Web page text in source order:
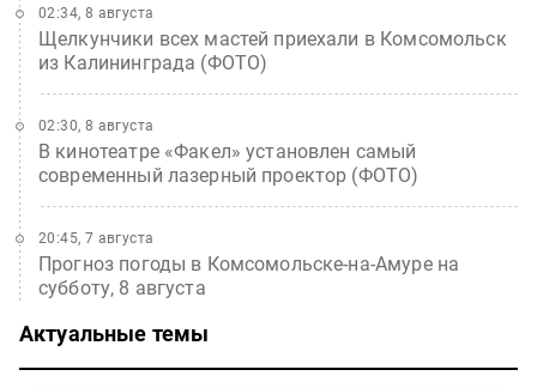
Щелкунчики всех мастей приехали в Комсомольск
из Калининграда (ФОТО)
02:34, 8 августа
В кинотеатре «Факел» установлен самый
современный лазерный проектор (ФОТО)
02:30, 8 августа
Прогноз погоды в Комсомольске-на-Амуре на
субботу, 8 августа
20:45, 7 августа
Актуальные темы